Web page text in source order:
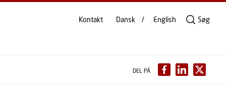
Kontakt Dansk English Søg
DEL PÅ